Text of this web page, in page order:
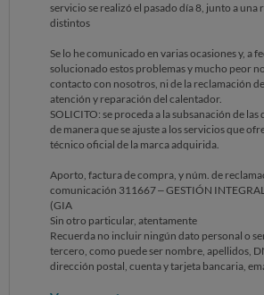
servicio se realizó el pasado día 8, junto a
distintos
Se lo he comunicado en varias ocasiones y, a
solucionado estos problemas y mucho peor
contacto con nosotros, ni de la reclamación
atención y reparación del calentador.
SOLICITO: se proceda a la subsanación de
de manera que se ajuste a los servicios que
técnico oficial de la marca adquirida.
Aporto, factura de compra, y núm. de
comunicación 311667 – GESTIÓN
(GIA
Sin otro particular, atentamente
Recuerda no incluir ningún dato personal o
tercero, como puede ser nombre, apellidos,
dirección postal, cuenta y tarjeta bancaria,